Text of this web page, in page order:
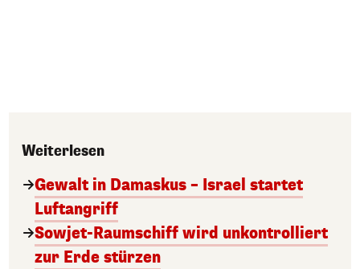
Weiterlesen
Gewalt in Damaskus – Israel startet
Luftangriff
Sowjet-Raumschiff wird unkontrolliert
zur Erde stürzen